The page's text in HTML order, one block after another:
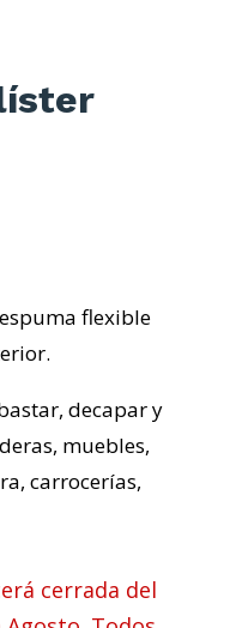
flexible
decapar y
muebles,
carrocerías,
cerrada del